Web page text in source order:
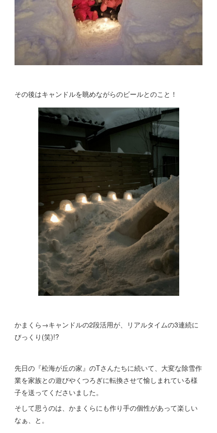
その後はキャンドルを眺めながらのビールとのこと！
かまくら→キャンドルの2段活用が、リアルタイムの3連続に
びっくり(笑)!?
先日の『松海が丘の家』のTさんたちに続いて、大変な除雪作
業を家族との遊びやくつろぎに転換させて愉しまれている様
子を送ってくださいました。
そして思うのは、かまくらにも作り手の個性があって楽しい
なぁ、と。